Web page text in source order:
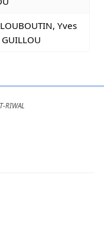
Yves
RIWAL